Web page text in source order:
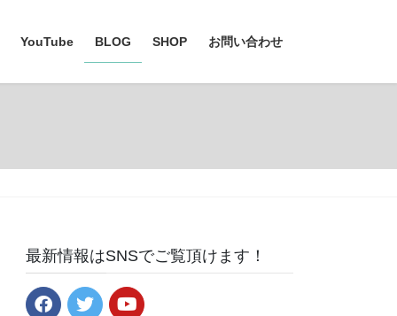
YouTube BLOG SHOP お問い合わせ
最新情報はSNSでご覧頂けます！